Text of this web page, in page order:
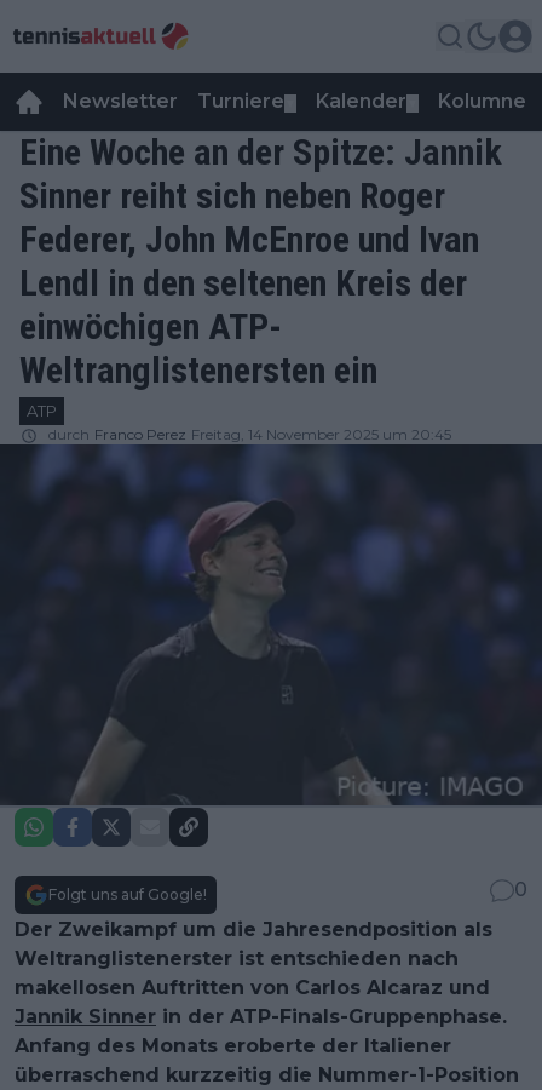
Newsletter Turniere Kalender Kolumnen
Eine Woche an der Spitze: Jannik
Sinner reiht sich neben Roger
Federer, John McEnroe und Ivan
Lendl in den seltenen Kreis der
einwöchigen ATP-
Weltranglistenersten ein
ATP
durch Franco Perez Freitag, 14 November 2025 um 20:45
Folgt uns auf Google!
0
Der Zweikampf um die Jahresendposition als
Weltranglistenerster ist entschieden nach
makellosen Auftritten von Carlos Alcaraz und
Jannik Sinner in der ATP-Finals-Gruppenphase.
Anfang des Monats eroberte der Italiener
überraschend kurzzeitig die Nummer-1-Position